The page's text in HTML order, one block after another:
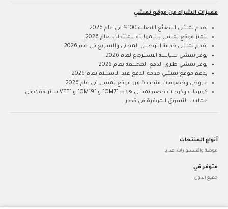
مميزات الشراء من موقع نمشي
يقدم نمشي البضائع الاصلية 100% في عام 2026.
يتميز موقع نمشي بشموليته للمنتجات لعام 2026.
يقدم نمشي خدمة التوصيل المجاني والسريع في عام 2026
يوفر نمشي سياسة الاسترجاع لعام 2026.
يوفر نمشي طرق الدفع المختلفة بعام 2026
يدعم موقع نمشي خدمة الدفع عند الاستلام بعام 2026
عروض وخصومات متجددة من موقع نمشي في عام 2026
كوبونات وكودات خصم نمشي هذه: "OM7" و "OM19" و "VFF سترافقك في
عمليات التسوق الموفرة في قطر
أنواع المنتجات
موضة واكسسوارات, هدايا
متوفر في
جميع الدول